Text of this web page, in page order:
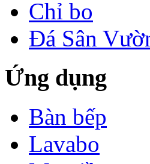
Chỉ bo
Đá Sân
Ứng dụng
Bàn bếp
Lavabo
LÀM CẦU THANG
BẰNG ĐÁ
GRANITE
Làm cầu thang
bằng đá cần chú ý